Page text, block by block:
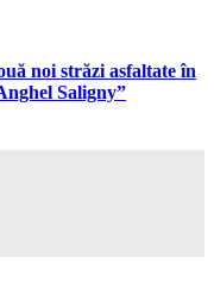
noi străzi asfaltate în
Saligny”